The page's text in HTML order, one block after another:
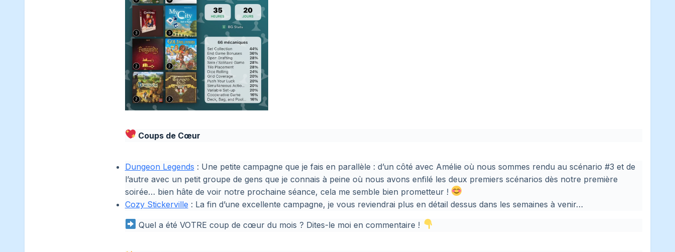
Coups de Cœur
Dungeon Legends : Une petite campagne que je fais en parallèle : d’un côté avec Amélie où nous sommes rendu au scénario #3 et de
l’autre avec un petit groupe de gens que je connais à peine où nous avons enfilé les deux premiers scénarios dès notre première
soirée… bien hâte de voir notre prochaine séance, cela me semble bien prometteur !
Cozy Stickerville : La fin d’une excellente campagne, je vous reviendrai plus en détail dessus dans les semaines à venir…
Quel a été VOTRE coup de cœur du mois ? Dites-le moi en commentaire !